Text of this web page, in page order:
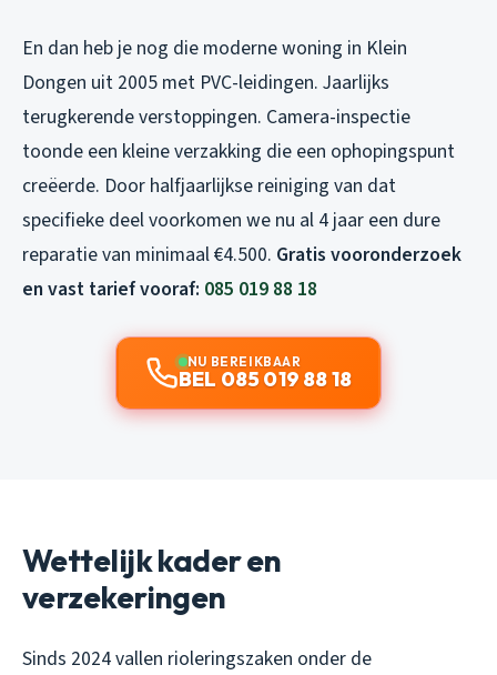
En dan heb je nog die moderne woning in Klein
Dongen uit 2005 met PVC-leidingen. Jaarlijks
terugkerende verstoppingen. Camera-inspectie
toonde een kleine verzakking die een ophopingspunt
creëerde. Door halfjaarlijkse reiniging van dat
specifieke deel voorkomen we nu al 4 jaar een dure
reparatie van minimaal €4.500. Gratis vooronderzoek
en vast tarief vooraf: 085 019 88 18
NU BEREIKBAAR
BEL 085 019 88 18
Wettelijk kader en
verzekeringen
Sinds 2024 vallen rioleringszaken onder de